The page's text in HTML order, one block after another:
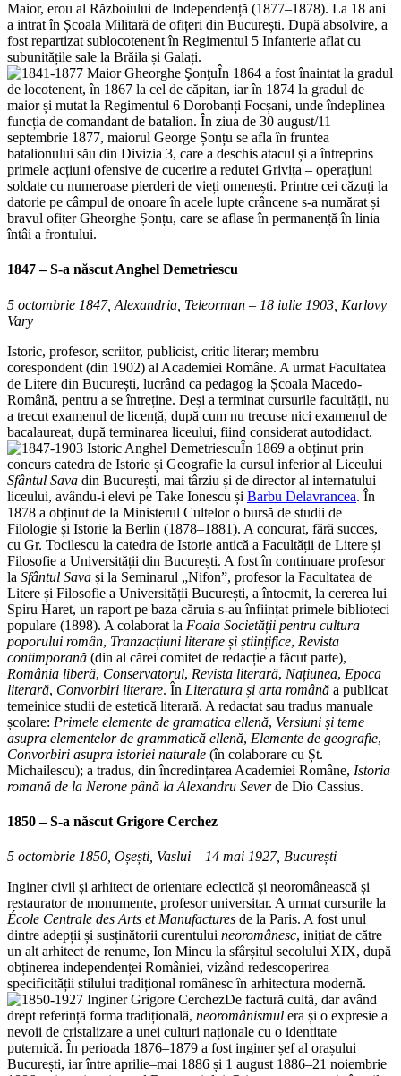
Maior, erou al Războiului de Independență (1877–1878). La 18 ani
a intrat în Școala Militară de ofițeri din București. După absolvire, a
fost repartizat sublocotenent în Regimentul 5 Infanterie aflat cu
subunitățile sale la Brăila și Galați.
În 1864 a fost înaintat la gradul
de locotenent, în 1867 la cel de căpitan, iar în 1874 la gradul de
maior și mutat la Regimentul 6 Dorobanți Focșani, unde îndeplinea
funcția de comandant de batalion. În ziua de 30 august/11
septembrie 1877, maiorul George Șonțu se afla în fruntea
batalionului său din Divizia 3, care a deschis atacul și a întreprins
primele acțiuni ofensive de cucerire a redutei Grivița – operațiuni
soldate cu numeroase pierderi de vieți omenești. Printre cei căzuți la
datorie pe câmpul de onoare în acele lupte crâncene s-a numărat și
bravul ofițer Gheorghe Șonțu, care se aflase în permanență în linia
întâi a frontului.
1847 – S-a născut Anghel Demetriescu
5 octombrie 1847, Alexandria, Teleorman – 18 iulie 1903, Karlovy
Vary
Istoric, profesor, scriitor, publicist, critic literar; membru
corespondent (din 1902) al Academiei Române. A urmat Facultatea
de Litere din București, lucrând ca pedagog la Școala Macedo-
Română, pentru a se întreține. Deși a terminat cursurile facultății, nu
a trecut examenul de licență, după cum nu trecuse nici examenul de
bacalaureat, după terminarea liceului, fiind considerat autodidact.
În 1869 a obținut prin
concurs catedra de Istorie și Geografie la cursul inferior al Liceului
Sfântul Sava din București, mai târziu și de director al internatului
liceului, avându-i elevi pe Take Ionescu și Barbu Delavrancea. În
1878 a obținut de la Ministerul Cultelor o bursă de studii de
Filologie și Istorie la Berlin (1878–1881). A concurat, fără succes,
cu Gr. Tocilescu la catedra de Istorie antică a Facultății de Litere și
Filosofie a Universității din București. A fost în continuare profesor
la Sfântul Sava și la Seminarul „Nifon”, profesor la Facultatea de
Litere și Filosofie a Universității București, a întocmit, la cererea lui
Spiru Haret, un raport pe baza căruia s-au înființat primele biblioteci
populare (1898). A colaborat la Foaia Societății pentru cultura
poporului român, Tranzacțiuni literare și științifice, Revista
contimporană (din al cărei comitet de redacție a făcut parte),
România liberă, Conservatorul, Revista literară, Națiunea, Epoca
literară, Convorbiri literare. În Literatura și arta română a publicat
temeinice studii de estetică literară. A redactat sau tradus manuale
școlare: Primele elemente de gramatica ellenă, Versiuni și teme
asupra elementelor de grammatică ellenă, Elemente de geografie,
Convorbiri asupra istoriei naturale (în colaborare cu Șt.
Michailescu); a tradus, din încredințarea Academiei Române, Istoria
romană de la Nerone până la Alexandru Severde Dio Cassius.
1850 – S-a născut Grigore Cerchez
5 octombrie 1850, Oșești, Vaslui – 14 mai 1927, București
Inginer civil și arhitect de orientare eclectică și neoromânească și
restaurator de monumente, profesor universitar. A urmat cursurile la
École Centrale des Arts et Manufactures de la Paris. A fost unul
dintre adepții și susținătorii curentului neoromânesc, inițiat de către
un alt arhitect de renume, Ion Mincu la sfârșitul secolului XIX, după
obținerea independenței României, vizând redescoperirea
specificității stilului tradițional românesc în arhitectura modernă.
De factură cultă, dar având
drept referință forma tradițională, neoromânismul era și o expresie a
nevoii de cristalizare a unei culturi naționale cu o identitate
puternică. În perioada 1876–1879 a fost inginer șef al orașului
București, iar între aprilie–mai 1886 și 1 august 1886–21 noiembrie